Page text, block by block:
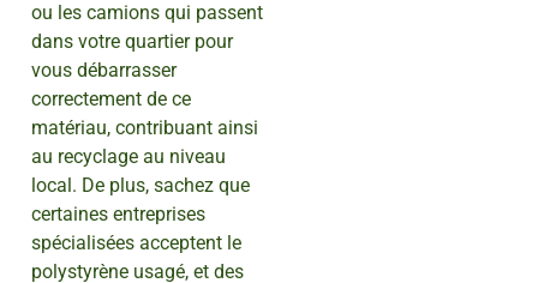
ou les camions qui passent
dans votre quartier pour
vous débarrasser
correctement de ce
matériau, contribuant ainsi
au recyclage au niveau
local. De plus, sachez que
certaines entreprises
spécialisées acceptent le
polystyrène usagé, et des